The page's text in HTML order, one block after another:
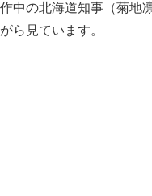
中の北海道知事（菊地
ら見ています。